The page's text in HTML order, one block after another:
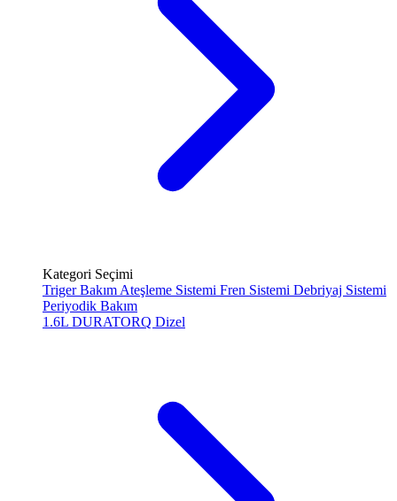
Kategori Seçimi
Triger Bakım Ateşleme Sistemi Fren Sistemi Debriyaj Sistemi
Periyodik Bakım
1.6L DURATORQ Dizel